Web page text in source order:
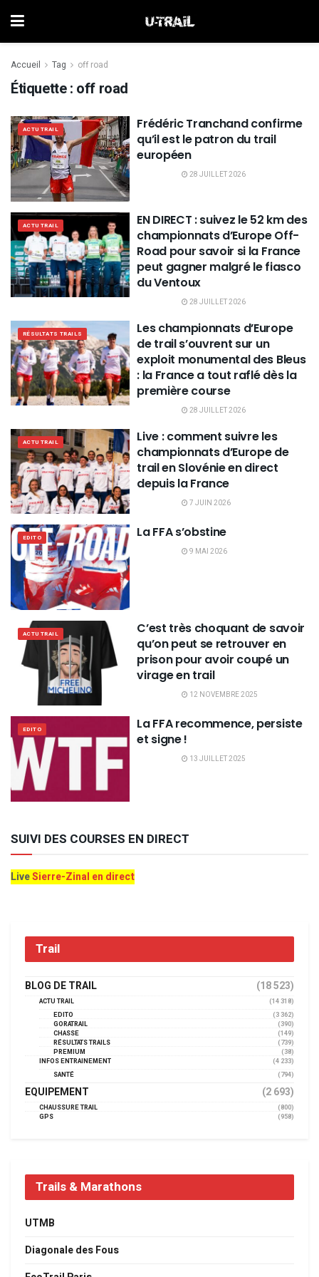
Accueil Tag off road
Étiquette : off road
ACTU TRAIL
Frédéric Tranchand confirme
qu’il est le patron du trail
européen
28 JUILLET 2026
ACTU TRAIL
EN DIRECT : suivez le 52 km des
championnats d’Europe Off-
Road pour savoir si la France
peut gagner malgré le fiasco
du Ventoux
28 JUILLET 2026
RÉSULTATS TRAILS
Les championnats d’Europe
de trail s’ouvrent sur un
exploit monumental des Bleus
: la France a tout raflé dès la
première course
28 JUILLET 2026
ACTU TRAIL
Live : comment suivre les
championnats d’Europe de
trail en Slovénie en direct
depuis la France
7 JUIN 2026
EDITO La FFA s’obstine
9 MAI 2026
ACTU TRAIL
C’est très choquant de savoir
qu’on peut se retrouver en
prison pour avoir coupé un
virage en trail
12 NOVEMBRE 2025
EDITO
La FFA recommence, persiste
et signe !
13 JUILLET 2025
SUIVI DES COURSES EN DIRECT
LiveSierre-Zinal en direct
Trail
BLOG DE TRAIL (18 523)
ACTU TRAIL
(14 318)
EDITO
(3 362)
GORATRAIL
(390)
CHASSE
(149)
RÉSULTATS TRAILS
(739)
PREMIUM
(38)
INFOS ENTRAINEMENT
(4 233)
SANTÉ
(794)
EQUIPEMENT (2 693)
CHAUSSURE TRAIL
(800)
GPS
(958)
Trails & Marathons
UTMB
Diagonale des Fous